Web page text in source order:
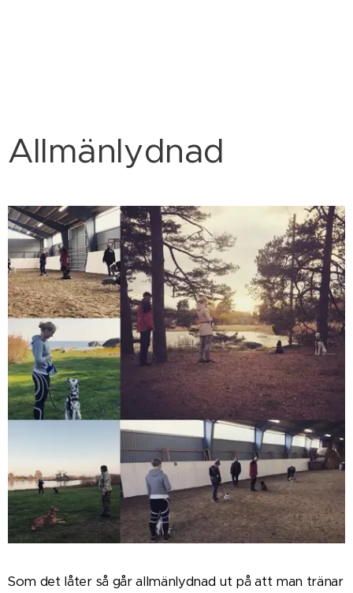
Allmänlydnad
Som det låter så går allmänlydnad ut på att man tränar